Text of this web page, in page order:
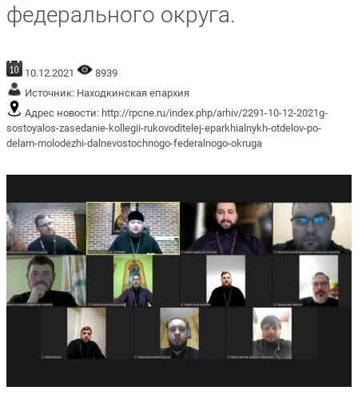
федерального округа.
10.12.2021
8939
Источник: Находкинская епархия
Адрес новости: http://rpcne.ru/index.php/arhiv/2291-10-12-2021g-
sostoyalos-zasedanie-kollegii-rukovoditelej-eparkhialnykh-otdelov-po-
delam-molodezhi-dalnevostochnogo-federalnogo-okruga